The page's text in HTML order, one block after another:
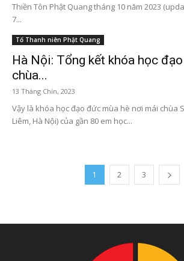
Thiền Tôn Phật Quang tháng 10 năm 2023
7...
Tổ Thanh niên Phật Quang
Hà Nội: Tổng kết khóa học
chùa...
13 Tháng Chín, 2023
Vậy là khóa học đạo đức mùa hè nơi mái chùa
Liêm, Hà Nội) của gần 80 em học...
1 2 3